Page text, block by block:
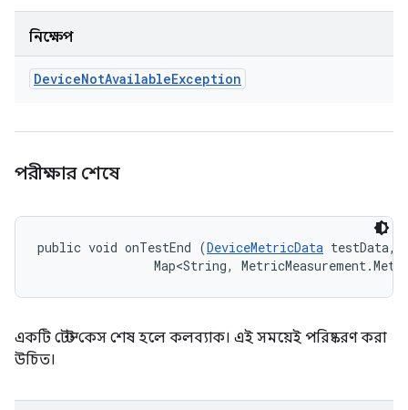
নিক্ষেপ
DeviceNotAvailableException
পরীক্ষার শেষে
public void onTestEnd (DeviceMetricData testData,
Map<String,
একটি টেস্ট কেস শেষ হলে কলব্যাক। এই সময়েই পরিষ্করণ করা
উচিত।